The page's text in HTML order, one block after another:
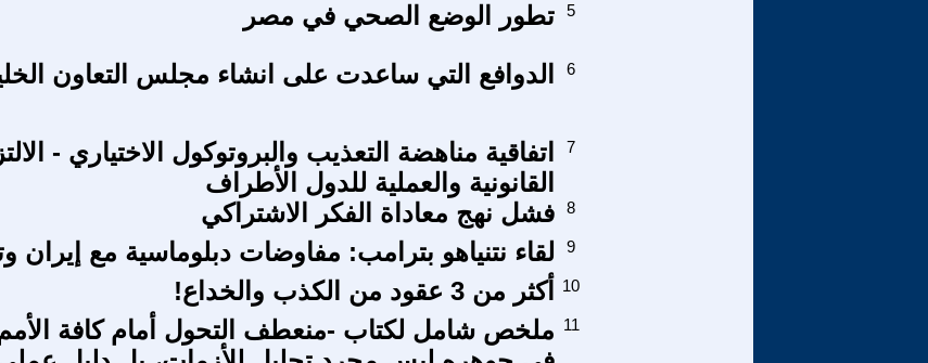
تطور الوضع الصحي في مصر 5
الدوافع التي ساعدت على انشاء مجلس التعاون 6
اتفاقية مناهضة التعذيب والبروتوكول الاختياري -
القانونية والعملية للدول الأطراف
7
فشل نهج معاداة الفكر الاشتراكي 8
لقاء نتنياهو بترامب: مفاوضات دبلوماسية مع إيران 9
أکثر من 3 عقود من الکذب والخداع! 10
ملخص شامل لكتاب -منعطف التحول أمام كافة 11